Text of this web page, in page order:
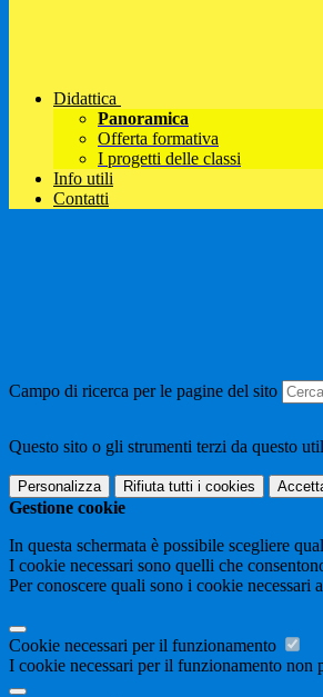
Didattica
Panoramica
Offerta formativa
I progetti delle classi
Info utili
Contatti
Campo di ricerca per le pagine del sito
Questo sito o gli strumenti terzi da questo
Personalizza Rifiuta tutti i cookies
Gestione cookie
In questa schermata è possibile scegliere
I cookie necessari sono quelli che
Per conoscere quali sono i cookie necessari
Cookie necessari per il funzionamento
I cookie necessari per il funzionamento non